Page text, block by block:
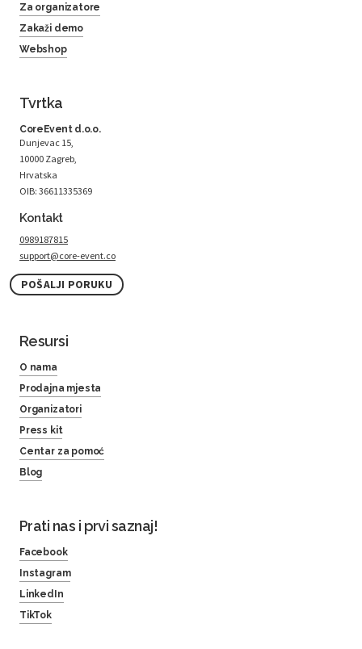
Za organizatore
Zakaži demo
Webshop
Tvrtka
CoreEvent d.o.o.
Dunjevac 15,
10000 Zagreb,
Hrvatska
OIB: 36611335369
Kontakt
0989187815
support@core-event.co
POŠALJI PORUKU
Resursi
O nama
Prodajna mjesta
Organizatori
Press kit
Centar za pomoć
Blog
Prati nas i prvi saznaj!
Facebook
Instagram
LinkedIn
TikTok